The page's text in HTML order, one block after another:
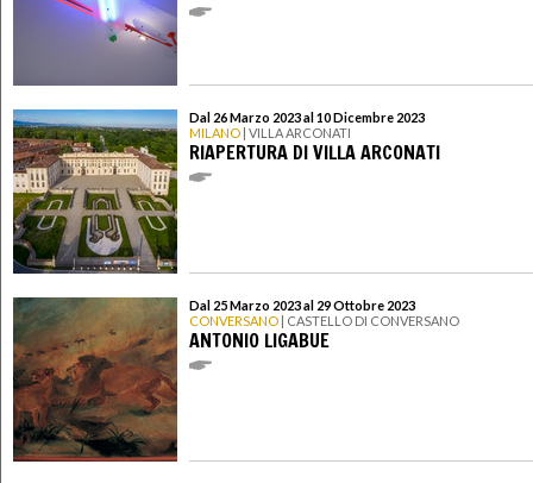
Dal 26 Marzo 2023 al 10 Dicembre 2023
MILANO | VILLA ARCONATI
RIAPERTURA DI VILLA ARCONATI
Dal 25 Marzo 2023 al 29 Ottobre 2023
CONVERSANO | CASTELLO DI CONVERSANO
ANTONIO LIGABUE